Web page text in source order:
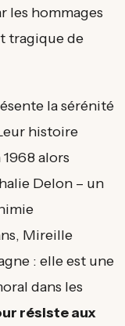
les hommages
tragique de
la sérénité
histoire
alors
Delon – un
Mireille
: elle est une
dans les
résiste aux